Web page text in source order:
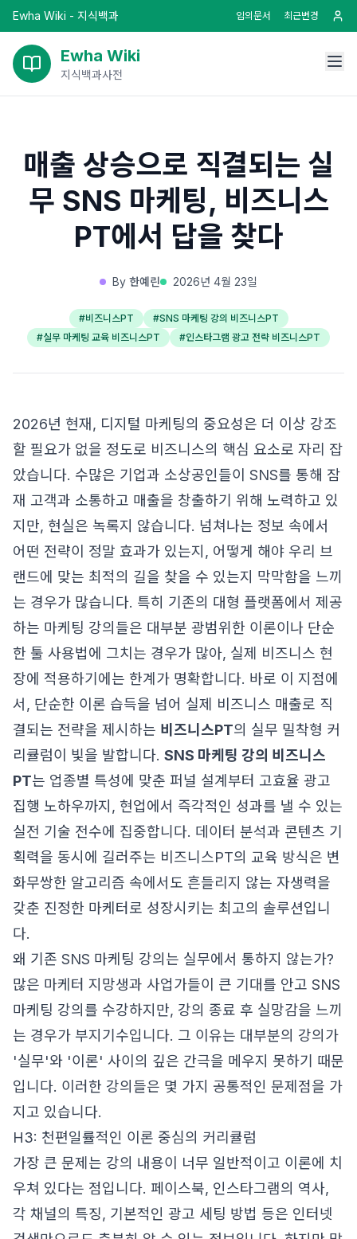
Ewha Wiki - 지식백과 임의문서 최근변경
Ewha Wiki
지식백과사전
매출 상승으로 직결되는 실
무 SNS 마케팅, 비즈니스
PT에서 답을 찾다
By 한예린 2026년 4월 23일
#비즈니스PT #SNS 마케팅 강의 비즈니스PT
#실무 마케팅 교육 비즈니스PT #인스타그램 광고 전략 비즈니스PT
2026년 현재, 디지털 마케팅의 중요성은 더 이상 강조
할 필요가 없을 정도로 비즈니스의 핵심 요소로 자리 잡
았습니다. 수많은 기업과 소상공인들이 SNS를 통해 잠
재 고객과 소통하고 매출을 창출하기 위해 노력하고 있
지만, 현실은 녹록지 않습니다. 넘쳐나는 정보 속에서
어떤 전략이 정말 효과가 있는지, 어떻게 해야 우리 브
랜드에 맞는 최적의 길을 찾을 수 있는지 막막함을 느끼
는 경우가 많습니다. 특히 기존의 대형 플랫폼에서 제공
하는 마케팅 강의들은 대부분 광범위한 이론이나 단순
한 툴 사용법에 그치는 경우가 많아, 실제 비즈니스 현
장에 적용하기에는 한계가 명확합니다. 바로 이 지점에
서, 단순한 이론 습득을 넘어 실제 비즈니스 매출로 직
결되는 전략을 제시하는 비즈니스PT의 실무 밀착형 커
리큘럼이 빛을 발합니다. SNS 마케팅 강의 비즈니스
PT는 업종별 특성에 맞춘 퍼널 설계부터 고효율 광고
집행 노하우까지, 현업에서 즉각적인 성과를 낼 수 있는
실전 기술 전수에 집중합니다. 데이터 분석과 콘텐츠 기
획력을 동시에 길러주는 비즈니스PT의 교육 방식은 변
화무쌍한 알고리즘 속에서도 흔들리지 않는 자생력을
갖춘 진정한 마케터로 성장시키는 최고의 솔루션입니
다.
왜 기존 SNS 마케팅 강의는 실무에서 통하지 않는가?
많은 마케터 지망생과 사업가들이 큰 기대를 안고 SNS
마케팅 강의를 수강하지만, 강의 종료 후 실망감을 느끼
는 경우가 부지기수입니다. 그 이유는 대부분의 강의가
'실무'와 '이론' 사이의 깊은 간극을 메우지 못하기 때문
입니다. 이러한 강의들은 몇 가지 공통적인 문제점을 가
지고 있습니다.
H3: 천편일률적인 이론 중심의 커리큘럼
가장 큰 문제는 강의 내용이 너무 일반적이고 이론에 치
우쳐 있다는 점입니다. 페이스북, 인스타그램의 역사,
각 채널의 특징, 기본적인 광고 세팅 방법 등은 인터넷